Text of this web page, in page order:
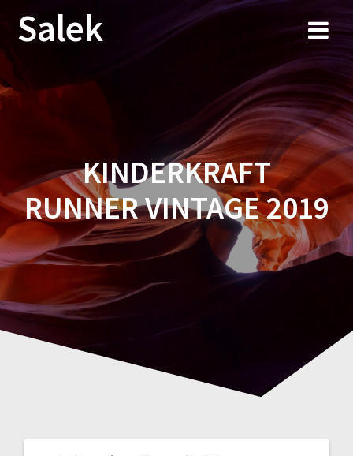
Przejdź
do
Salek
KINDERKRAFT
RUNNER VINTAGE 2019